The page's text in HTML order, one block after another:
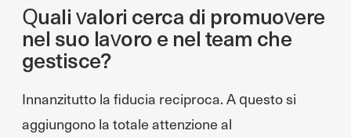
Quali valori cerca di promuovere
nel suo lavoro e nel team che
gestisce?
Innanzitutto la fiducia reciproca. A questo si
aggiungono la totale attenzione al